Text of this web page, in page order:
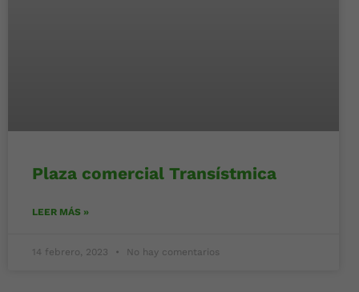
Plaza comercial Transístmica
LEER MÁS »
14 febrero, 2023 No hay comentarios